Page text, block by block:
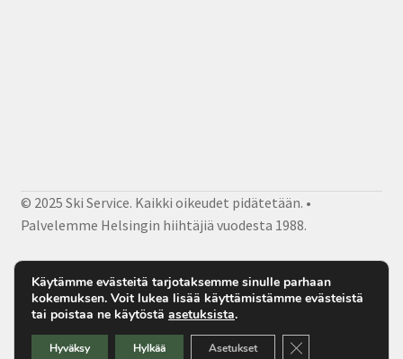
© 2025 Ski Service. Kaikki oikeudet pidätetään. •
Palvelemme Helsingin hiihtäjiä vuodesta 1988.
Facebook Instagram Sähköposti
Käytämme evästeitä tarjotaksemme sinulle parhaan
kokemuksen. Voit lukea lisää käyttämistämme evästeistä
tai poistaa ne käytöstä asetuksista.
Hyväksy Hylkää Asetukset Sulje